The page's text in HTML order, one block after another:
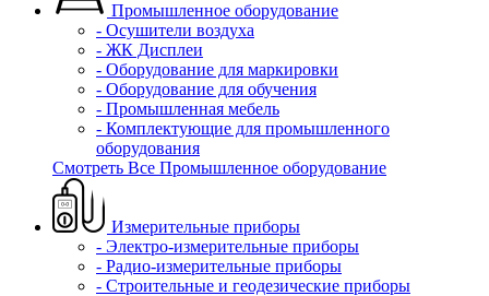
Промышленное оборудование
- Осушители воздуха
- ЖК Дисплеи
- Оборудование для маркировки
- Оборудование для обучения
- Промышленная мебель
- Комплектующие для промышленного
оборудования
Смотреть Все Промышленное оборудование
Измерительные приборы
- Электро-измерительные приборы
- Радио-измерительные приборы
- Строительные и геодезические приборы